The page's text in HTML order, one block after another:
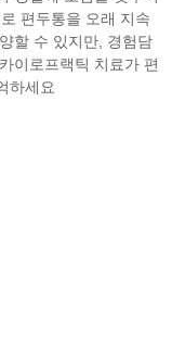
편두통을 오래 지속
할 수 있지만, 경험담
이로프랙틱 치료가 편
하세요